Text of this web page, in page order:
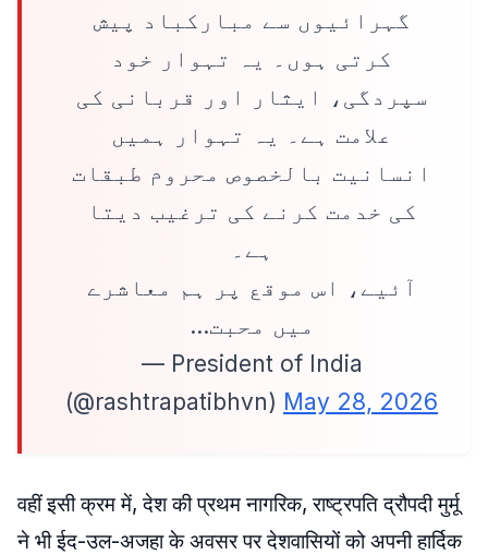
گہرائیوں سے مبارکباد پیش
کرتی ہوں۔ یہ تہوار خود
سپردگی، ایثار اور قربانی کی
علامت ہے۔ یہ تہوار ہمیں
انسانیت بالخصوص محروم طبقات
کی خدمت کرنے کی ترغیب دیتا
ہے۔
آئیے، اس موقع پر ہم معاشرے
میں محبت…
— President of India
(@rashtrapatibhvn) May 28, 2026
वहीं इसी क्रम में, देश की प्रथम नागरिक, राष्ट्रपति द्रौपदी मुर्मू
ने भी ईद-उल-अजहा के अवसर पर देशवासियों को अपनी हार्दिक